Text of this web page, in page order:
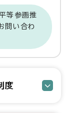
等参画推
問い合わ
度